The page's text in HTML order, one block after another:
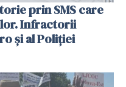
prin SMS care
Infractorii
și al Poliției